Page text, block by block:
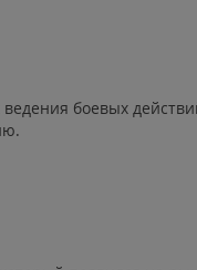
боевых